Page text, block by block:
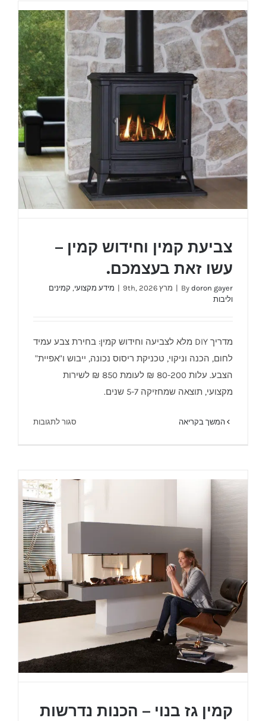
איך
בוחרים
?
מה
חשוב
?
-
מוקד
חום
צביעת קמין וחידוש קמין – עשו זאת בעצמכם.
צביעת קמין וחידוש קמין –
עשו זאת בעצמכם.
By doron gayer
| מרץ 9th, 2026 | מידע מקצועי, קמינים
וליבות
מדריך DIY מלא לצביעה וחידוש קמין: בחירת צבע עמיד
לחום, הכנה וניקוי, טכניקת ריסוס נכונה, ייבוש ו"אפיית"
הצבע. עלות 80-200 ₪ לעומת 850 ₪ לשירות
מקצועי, תוצאה שמחזיקה 5-7 שנים.
המשך בקריאה סגור לתגובותעל
קמין
–
עשו
זאת
בעצמכם.
קמין גז בנוי – הכנות נדרשות